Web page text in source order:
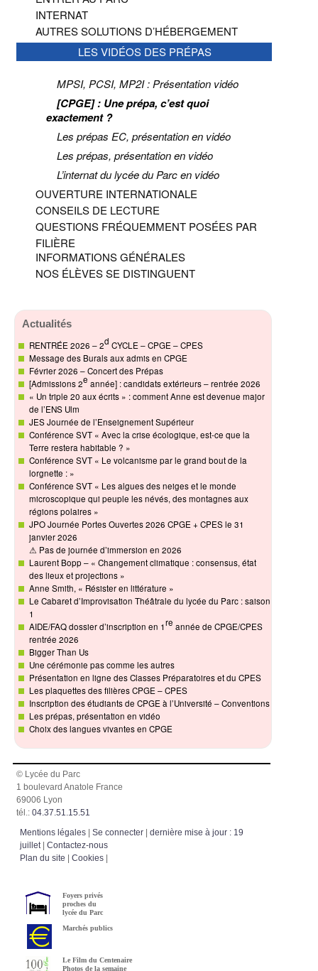
INTERNAT
AUTRES SOLUTIONS D’HÉBERGEMENT
LES VIDÉOS DES PRÉPAS
MPSI, PCSI, MP2I : Présentation vidéo
[CPGE] : Une prépa, c’est quoi
exactement ?
Les prépas EC, présentation en vidéo
Les prépas, présentation en vidéo
L’internat du lycée du Parc en vidéo
OUVERTURE INTERNATIONALE
CONSEILS DE LECTURE
QUESTIONS FRÉQUEMMENT POSÉES PAR
FILIÈRE
INFORMATIONS GÉNÉRALES
NOS ÉLÈVES SE DISTINGUENT
Actualités
RENTRÉE 2026 – 2d CYCLE – CPGE – CPES
Message des Burals aux admis en CPGE
Février 2026 – Concert des Prépas
[Admissions 2e année] : candidats extérieurs – rentrée 2026
« Un triple 20 aux écrits » : comment Anne est devenue major
de l’ENS Ulm
JES Journée de l’Enseignement Supérieur
Conférence SVT « Avec la crise écologique, est-ce que la
Terre restera habitable ? »
Conférence SVT « Le volcanisme par le grand bout de la
lorgnette : »
Conférence SVT « Les algues des neiges et le monde
microscopique qui peuple les névés, des montagnes aux
régions polaires »
JPO Journée Portes Ouvertes 2026 CPGE + CPES le 31
janvier 2026
⚠ Pas de journée d’immersion en 2026
Laurent Bopp – « Changement climatique : consensus, état
des lieux et projections »
Anne Smith, « Résister en littérature »
Le Cabaret d’Improvisation Théâtrale du lycée du Parc : saison
1
AIDE/FAQ dossier d’inscription en 1re année de CPGE/CPES
rentrée 2026
Bigger Than Us
Une cérémonie pas comme les autres
Présentation en ligne des Classes Préparatoires et du CPES
Les plaquettes des filières CPGE – CPES
Inscription des étudiants de CPGE à l’Université – Conventions
Les prépas, présentation en vidéo
Choix des langues vivantes en CPGE
© Lycée du Parc
1 boulevard Anatole France
69006 Lyon
tél.:04.37.51.15.51
Mentions légales |Se connecter |dernière mise à jour : 19
juillet|Contactez-nous
Plan du site |Cookies
Foyers privés
proches du
lycée du Parc
Marchés publics
Le Film du Centenaire
Photos de la semaine